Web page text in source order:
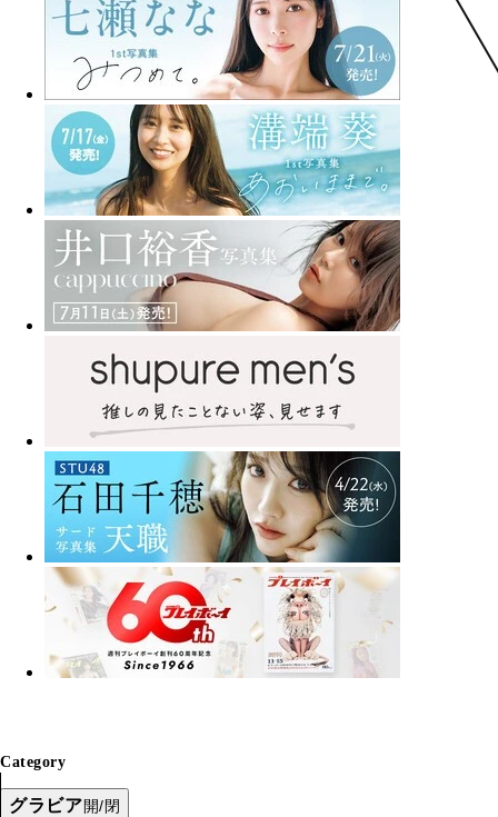
Category
グラビア開/閉